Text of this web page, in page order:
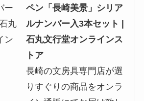
ペン「長崎美景」シリア
ルナンバー入3本セット |
石丸文行堂オンラインス
トア
長崎の文房具専門店が選
りすぐりの商品をオンラ